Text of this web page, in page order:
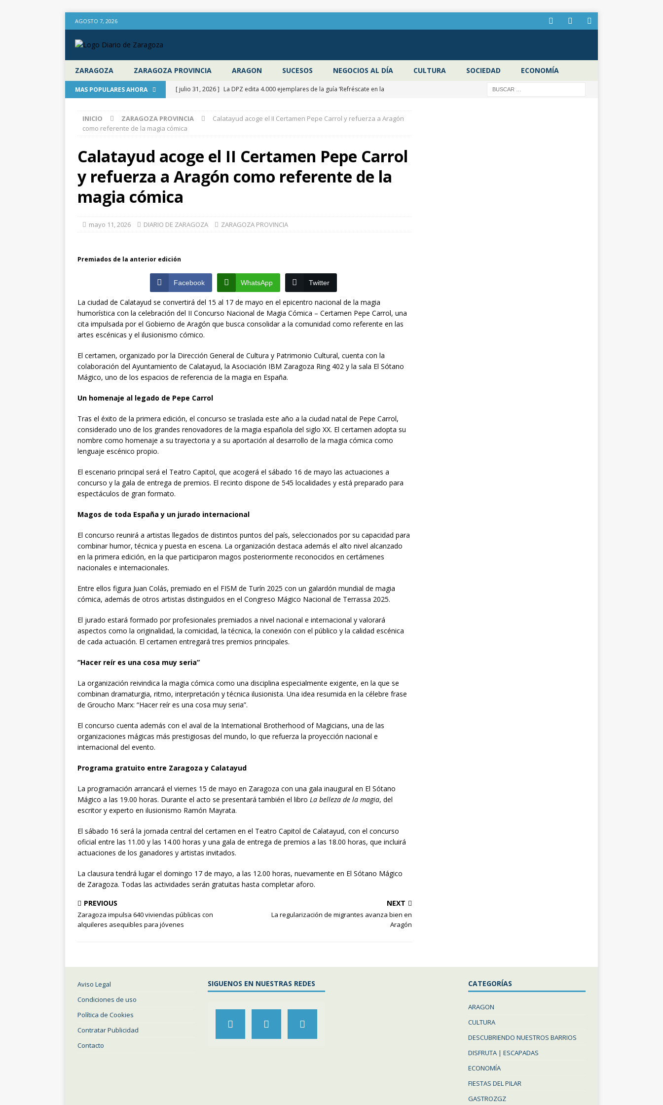
AGOSTO 7, 2026
ZARAGOZA ZARAGOZA PROVINCIA ARAGON SUCESOS NEGOCIOS AL DÍA CULTURA SOCIEDAD ECONOMÍA
MAS POPULARES AHORA [ julio 31, 2026 ] La DPZ edita 4.000 ejemplares de la guía ‘Refréscate en la
aire libre en el verano
ZARAGOZA PROVINCIA
Diputación de Zaragoza con las entradas agotadas
CULTURA
[ julio 31, 2026 ] Zaragoza congela un año más los impuestos municipales y
de Santiago de la catedral de Tarazona tras una inversión de 304.000 euros
[ julio 31, 2026 ]
interceptaron poco después de robar en el interior de más de media docena de
vehículos
ZARAGOZA
INICIO ZARAGOZA PROVINCIA
Calatayud acoge el II Certamen Pepe Carrol y refuerza a Aragón
como referente de la magia cómica
Calatayud acoge el II Certamen Pepe Carrol
y refuerza a Aragón como referente de la
magia cómica
mayo 11, 2026 DIARIO DE ZARAGOZA ZARAGOZA PROVINCIA
Premiados de la anterior edición
Facebook WhatsApp Twitter
La ciudad de Calatayud se convertirá del 15 al 17 de mayo en el epicentro nacional de la magia
humorística con la celebración del II Concurso Nacional de Magia Cómica – Certamen Pepe Carrol, una
cita impulsada por el Gobierno de Aragón que busca consolidar a la comunidad como referente en las
artes escénicas y el ilusionismo cómico.
El certamen, organizado por la Dirección General de Cultura y Patrimonio Cultural, cuenta con la
colaboración del Ayuntamiento de Calatayud, la Asociación IBM Zaragoza Ring 402 y la sala El Sótano
Mágico, uno de los espacios de referencia de la magia en España.
Un homenaje al legado de Pepe Carrol
Tras el éxito de la primera edición, el concurso se traslada este año a la ciudad natal de Pepe Carrol,
considerado uno de los grandes renovadores de la magia española del siglo XX. El certamen adopta su
nombre como homenaje a su trayectoria y a su aportación al desarrollo de la magia cómica como
lenguaje escénico propio.
El escenario principal será el Teatro Capitol, que acogerá el sábado 16 de mayo las actuaciones a
concurso y la gala de entrega de premios. El recinto dispone de 545 localidades y está preparado para
espectáculos de gran formato.
Magos de toda España y un jurado internacional
El concurso reunirá a artistas llegados de distintos puntos del país, seleccionados por su capacidad para
combinar humor, técnica y puesta en escena. La organización destaca además el alto nivel alcanzado
en la primera edición, en la que participaron magos posteriormente reconocidos en certámenes
nacionales e internacionales.
Entre ellos figura Juan Colás, premiado en el FISM de Turín 2025 con un galardón mundial de magia
cómica, además de otros artistas distinguidos en el Congreso Mágico Nacional de Terrassa 2025.
El jurado estará formado por profesionales premiados a nivel nacional e internacional y valorará
aspectos como la originalidad, la comicidad, la técnica, la conexión con el público y la calidad escénica
de cada actuación. El certamen entregará tres premios principales.
“Hacer reír es una cosa muy seria”
La organización reivindica la magia cómica como una disciplina especialmente exigente, en la que se
combinan dramaturgia, ritmo, interpretación y técnica ilusionista. Una idea resumida en la célebre frase
de Groucho Marx: “Hacer reír es una cosa muy seria”.
El concurso cuenta además con el aval de la International Brotherhood of Magicians, una de las
organizaciones mágicas más prestigiosas del mundo, lo que refuerza la proyección nacional e
internacional del evento.
Programa gratuito entre Zaragoza y Calatayud
La programación arrancará el viernes 15 de mayo en Zaragoza con una gala inaugural en El Sótano
Mágico a las 19.00 horas. Durante el acto se presentará también el libro La belleza de la magia, del
escritor y experto en ilusionismo Ramón Mayrata.
El sábado 16 será la jornada central del certamen en el Teatro Capitol de Calatayud, con el concurso
oficial entre las 11.00 y las 14.00 horas y una gala de entrega de premios a las 18.00 horas, que incluirá
actuaciones de los ganadores y artistas invitados.
La clausura tendrá lugar el domingo 17 de mayo, a las 12.00 horas, nuevamente en El Sótano Mágico
de Zaragoza. Todas las actividades serán gratuitas hasta completar aforo.
PREVIOUS
Zaragoza impulsa 640 viviendas públicas con
alquileres asequibles para jóvenes
NEXT
La regularización de migrantes avanza bien en
Aragón
Aviso Legal
Condiciones de uso
Política de Cookies
Contratar Publicidad
Contacto
SIGUENOS EN NUESTRAS REDES CATEGORÍAS
ARAGON
CULTURA
DESCUBRIENDO NUESTROS BARRIOS
DISFRUTA | ESCAPADAS
ECONOMÍA
FIESTAS DEL PILAR
GASTROZGZ